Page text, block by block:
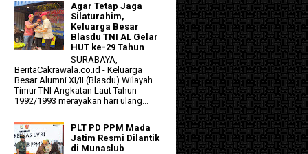
Agar Tetap Jaga
Silaturahim,
Keluarga Besar
Blasdu TNI AL Gelar
HUT ke-29 Tahun
SURABAYA,
BeritaCakrawala.co.id - Keluarga
Besar Alumni XI/II (Blasdu) Wilayah
Timur TNI Angkatan Laut Tahun
1992/1993 merayakan hari ulang...
PLT PD PPM Mada
Jatim Resmi Dilantik
di Munaslub